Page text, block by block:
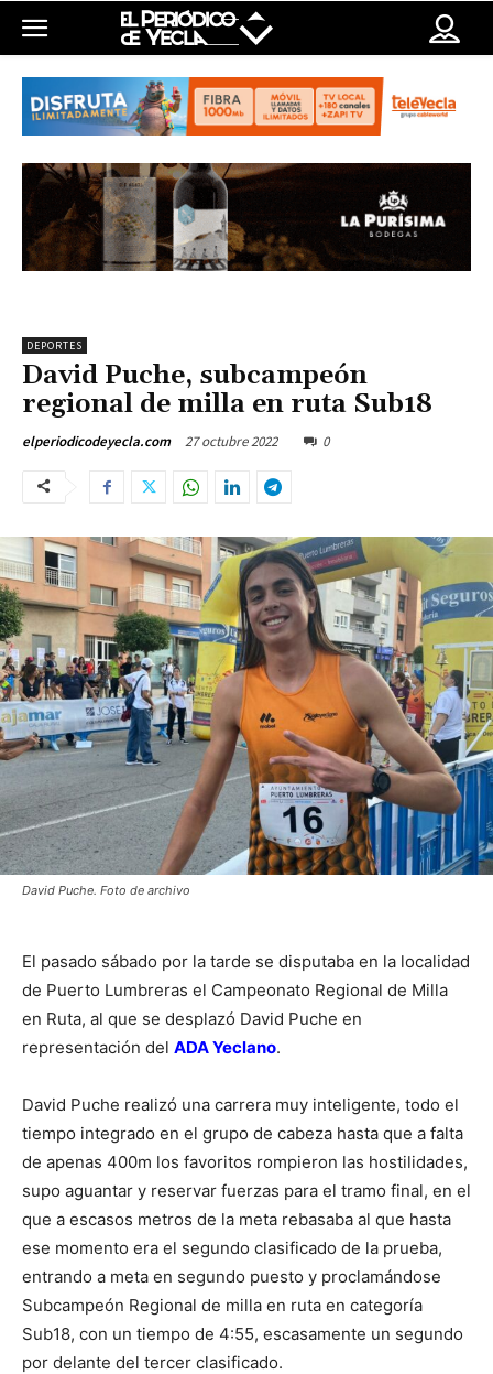
DEPORTES
David Puche, subcampeón
regional de milla en ruta Sub18
elperiodicodeyecla.com 27 octubre 2022 0
David Puche. Foto de archivo
El pasado sábado por la tarde se disputaba en la localidad
de Puerto Lumbreras el Campeonato Regional de Milla
en Ruta, al que se desplazó David Puche en
representación del ADA Yeclano.
David Puche realizó una carrera muy inteligente, todo el
tiempo integrado en el grupo de cabeza hasta que a falta
de apenas 400m los favoritos rompieron las hostilidades,
supo aguantar y reservar fuerzas para el tramo final, en el
que a escasos metros de la meta rebasaba al que hasta
ese momento era el segundo clasificado de la prueba,
entrando a meta en segundo puesto y proclamándose
Subcampeón Regional de milla en ruta en categoría
Sub18, con un tiempo de 4:55, escasamente un segundo
por delante del tercer clasificado.